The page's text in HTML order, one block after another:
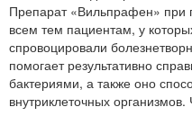
Препарат «Вильпрафен» при
всем тем пациентам, у
спровоцировали
помогает результативно
бактериями, а также оно
внутриклеточных